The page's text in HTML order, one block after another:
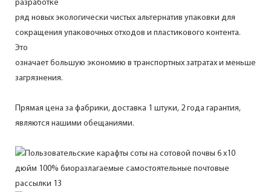
разработке
ряд новых экологически чистых альтернатив упаковки для
сокращения упаковочных отходов и пластикового контента.
Это
означает большую экономию в транспортных затратах и ​​меньше
загрязнения.
Прямая цена за фабрики, доставка 1 штуки, 2 года гарантия,
являются нашими обещаниями.